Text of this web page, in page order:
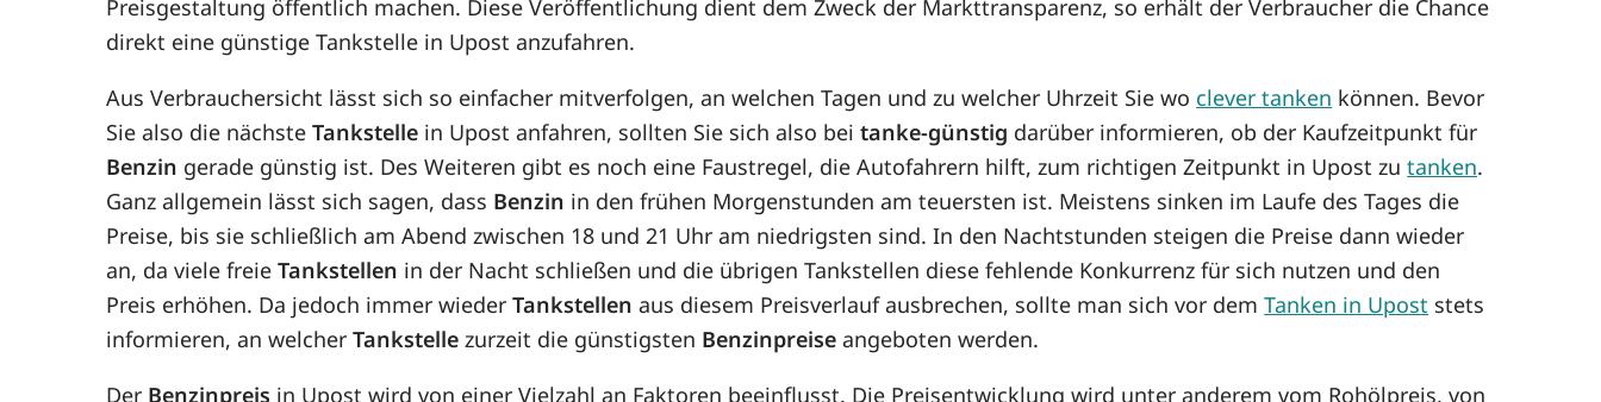
Preisgestaltung öffentlich machen. Diese Veröffentlichung dient dem Zweck der Markttransparenz, so erhält der Verbraucher die Chance
direkt eine günstige Tankstelle in Upost anzufahren.
Aus Verbrauchersicht lässt sich so einfacher mitverfolgen, an welchen Tagen und zu welcher Uhrzeit Sie wo clever tanken können. Bevor
Sie also die nächsteTankstelle in Upost anfahren, sollten Sie sich also beitanke-günstig darüber informieren, ob der Kaufzeitpunkt für
Benzin gerade günstig ist. Des Weiteren gibt es noch eine Faustregel, die Autofahrern hilft, zum richtigen Zeitpunkt in Upost zutanken.
Ganz allgemein lässt sich sagen, dass Benzin in den frühen Morgenstunden am teuersten ist. Meistens sinken im Laufe des Tages die
Preise, bis sie schließlich am Abend zwischen 18 und 21 Uhr am niedrigsten sind. In den Nachtstunden steigen die Preise dann wieder
an, da viele freieTankstellen in der Nacht schließen und die übrigen Tankstellen diese fehlende Konkurrenz für sich nutzen und den
Preis erhöhen. Da jedoch immer wiederTankstellen aus diesem Preisverlauf ausbrechen, sollte man sich vor demTanken in Upost stets
informieren, an welcherTankstelle zurzeit die günstigsten Benzinpreise angeboten werden.
Der Benzinpreis in Upost wird von einer Vielzahl an Faktoren beeinflusst. Die Preisentwicklung wird unter anderem vom Rohölpreis, von